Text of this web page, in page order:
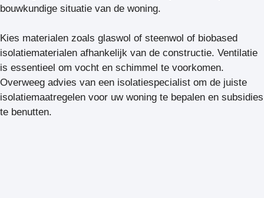
bouwkundige situatie van de woning.
Kies materialen zoals glaswol of steenwol of biobased
isolatiematerialen afhankelijk van de constructie. Ventilatie
is essentieel om vocht en schimmel te voorkomen.
Overweeg advies van een isolatiespecialist om de juiste
isolatiemaatregelen voor uw woning te bepalen en subsidies
te benutten.